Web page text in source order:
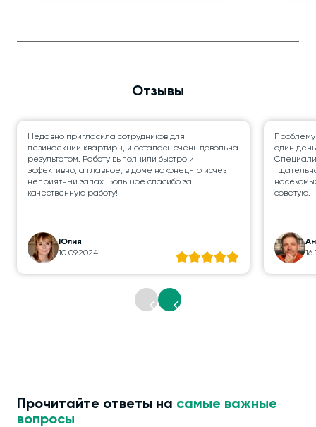
Отзывы
Недавно пригласила сотрудников для
дезинфекции квартиры, и осталась очень довольна
результатом. Работу выполнили быстро и
эффективно, а главное, в доме наконец-то исчез
неприятный запах. Большое спасибо за
качественную работу!
Юлия
10.09.2024
один
советую.
Прочитайте ответы на самые важные
вопросы